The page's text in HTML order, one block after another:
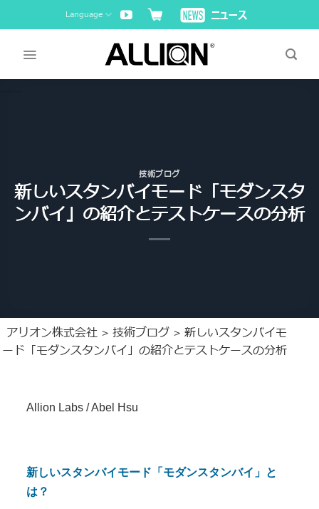
to
Language
技術ブログ
新しいスタンバイモード「モダンスタ
ンバイ」の紹介とテストケースの分析
アリオン株式会社 >技術ブログ >新しいスタンバイモ
ード「モダンスタンバイ」の紹介とテストケースの分析
Allion Labs / Abel Hsu
新しいスタンバイモード「モダンスタンバイ」と
は？